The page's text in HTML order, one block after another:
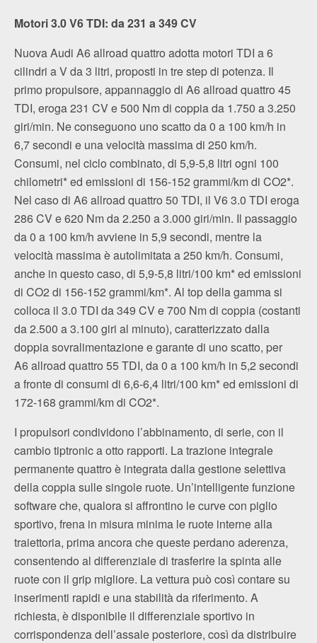
Motori 3.0 V6 TDI: da 231 a 349 CV
Nuova Audi A6 allroad quattro adotta motori TDI a 6
cilindri a V da 3 litri, proposti in tre step di potenza. Il
primo propulsore, appannaggio di A6 allroad quattro 45
TDI, eroga 231 CV e 500 Nm di coppia da 1.750 a 3.250
giri/min. Ne conseguono uno scatto da 0 a 100 km/h in
6,7 secondi e una velocità massima di 250 km/h.
Consumi, nel ciclo combinato, di 5,9-5,8 litri ogni 100
chilometri* ed emissioni di 156-152 grammi/km di CO2*.
Nel caso di A6 allroad quattro 50 TDI, il V6 3.0 TDI eroga
286 CV e 620 Nm da 2.250 a 3.000 giri/min. Il passaggio
da 0 a 100 km/h avviene in 5,9 secondi, mentre la
velocità massima è autolimitata a 250 km/h. Consumi,
anche in questo caso, di 5,9-5,8 litri/100 km* ed emissioni
di CO2 di 156-152 grammi/km*. Al top della gamma si
colloca il 3.0 TDI da 349 CV e 700 Nm di coppia (costanti
da 2.500 a 3.100 giri al minuto), caratterizzato dalla
doppia sovralimentazione e garante di uno scatto, per
A6 allroad quattro 55 TDI, da 0 a 100 km/h in 5,2 secondi
a fronte di consumi di 6,6-6,4 litri/100 km* ed emissioni di
172-168 grammi/km di CO2*.
I propulsori condividono l’abbinamento, di serie, con il
cambio tiptronic a otto rapporti. La trazione integrale
permanente quattro è integrata dalla gestione selettiva
della coppia sulle singole ruote. Un’intelligente funzione
software che, qualora si affrontino le curve con piglio
sportivo, frena in misura minima le ruote interne alla
traiettoria, prima ancora che queste perdano aderenza,
consentendo al differenziale di trasferire la spinta alle
ruote con il grip migliore. La vettura può così contare su
inserimenti rapidi e una stabilità da riferimento. A
richiesta, è disponibile il differenziale sportivo in
corrispondenza dell’assale posteriore, così da distribuire